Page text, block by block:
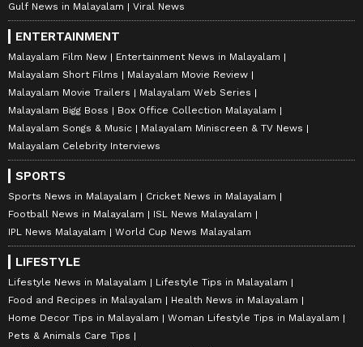
Gulf News in Malayalam
Viral News
ENTERTAINMENT
Malayalam Film New
Entertainment News in Malayalam
Malayalam Short Films
Malayalam Movie Review
Malayalam Movie Trailers
Malayalam Web Series
Malayalam Bigg Boss
Box Office Collection Malayalam
Malayalam Songs & Music
Malayalam Miniscreen & TV News
Malayalam Celebrity Interviews
SPORTS
Sports News in Malayalam
Cricket News in Malayalam
Football News in Malayalam
ISL News Malayalam
IPL News Malayalam
World Cup News Malayalam
LIFESTYLE
Lifestyle News in Malayalam
Lifestyle Tips in Malayalam
Food and Recipes in Malayalam
Health News in Malayalam
Home Decor Tips in Malayalam
Woman Lifestyle Tips in Malayalam
Pets & Animals Care Tips